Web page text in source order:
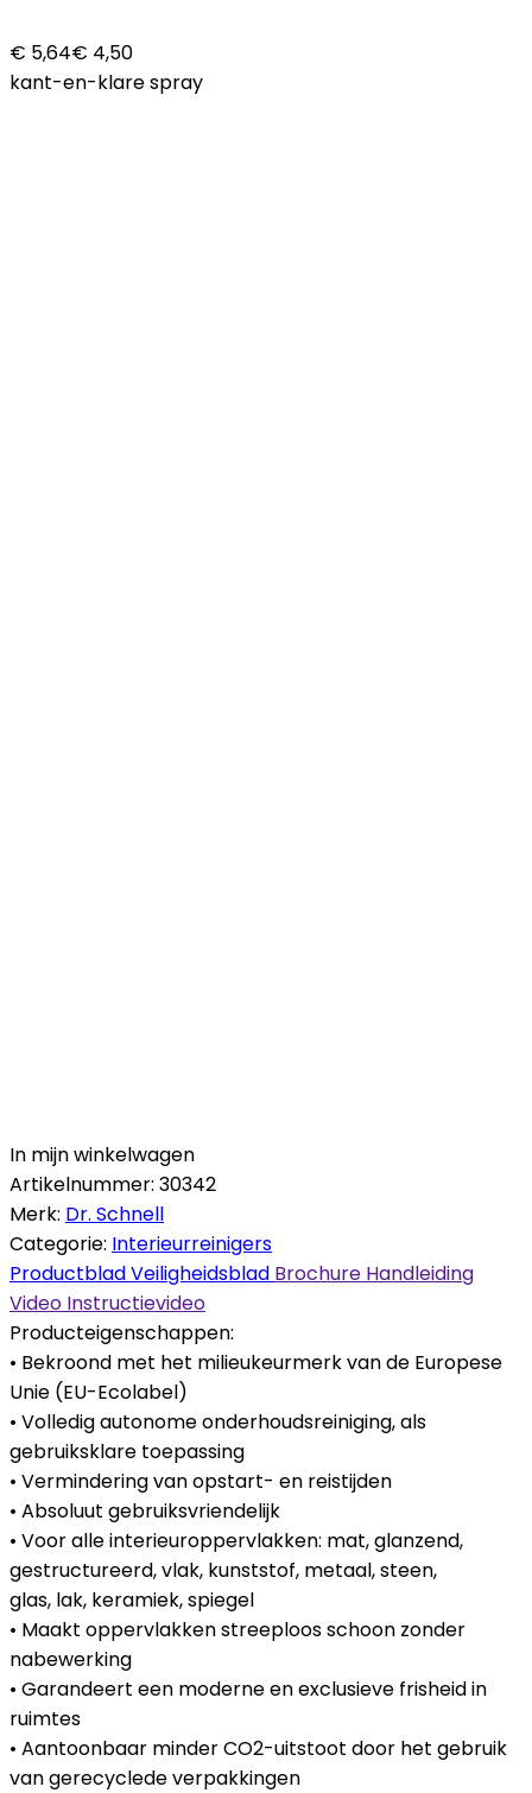
€ 5,64€ 4,50
kant-en-klare spray
In mijn winkelwagen
Artikelnummer: 30342
Merk: Dr. Schnell
Categorie: Interieurreinigers
ProductbladVeiligheidsblad Brochure Handleiding
Video Instructievideo
Producteigenschappen:
• Bekroond met het milieukeurmerk van de Europese
Unie (EU-Ecolabel)
• Volledig autonome onderhoudsreiniging, als
gebruiksklare toepassing
• Vermindering van opstart- en reistijden
• Absoluut gebruiksvriendelijk
• Voor alle interieuroppervlakken: mat, glanzend,
gestructureerd, vlak, kunststof, metaal, steen,
glas, lak, keramiek, spiegel
• Maakt oppervlakken streeploos schoon zonder
nabewerking
• Garandeert een moderne en exclusieve frisheid in
ruimtes
• Aantoonbaar minder CO2-uitstoot door het gebruik
van gerecyclede verpakkingen